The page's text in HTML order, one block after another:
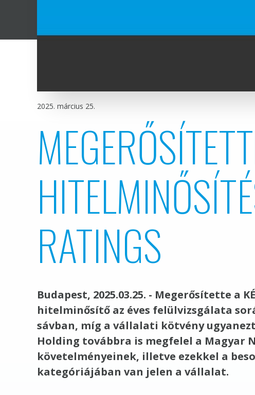
2025. március 25.
RATINGS
Budapest, 2025.03.25. - Megerősítette a
hitelminősítő az éves felülvizsgálata
sávban, míg a vállalati kötvény
Holding továbbra is megfelel a Magyar
követelményeinek, illetve ezekkel a
kategóriájában van jelen a vállalat.